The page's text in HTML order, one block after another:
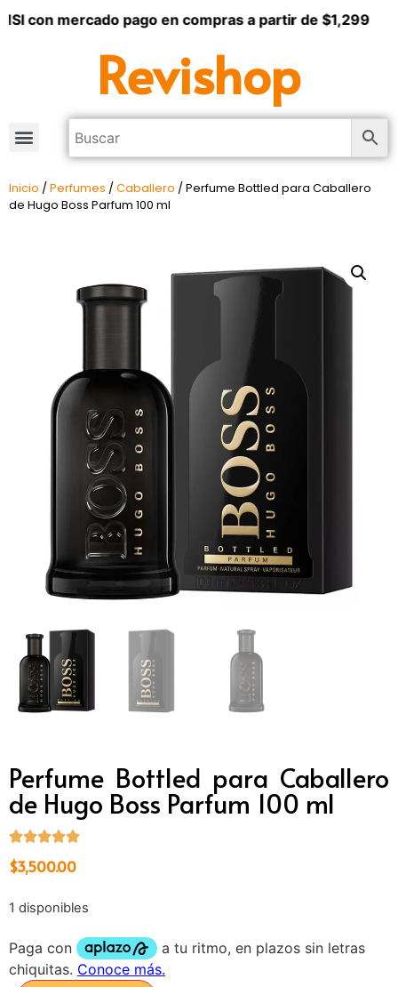
con mercado pago en compras a partir de $1,299
Revishop
Inicio / Perfumes / Caballero / Perfume Bottled para Caballero
de Hugo Boss Parfum 100 ml
Perfume Bottled para Caballero
de Hugo Boss Parfum 100 ml
$3,500.00
1 disponibles